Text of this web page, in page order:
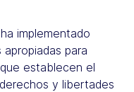
implementado
para
establecen el
y libertades